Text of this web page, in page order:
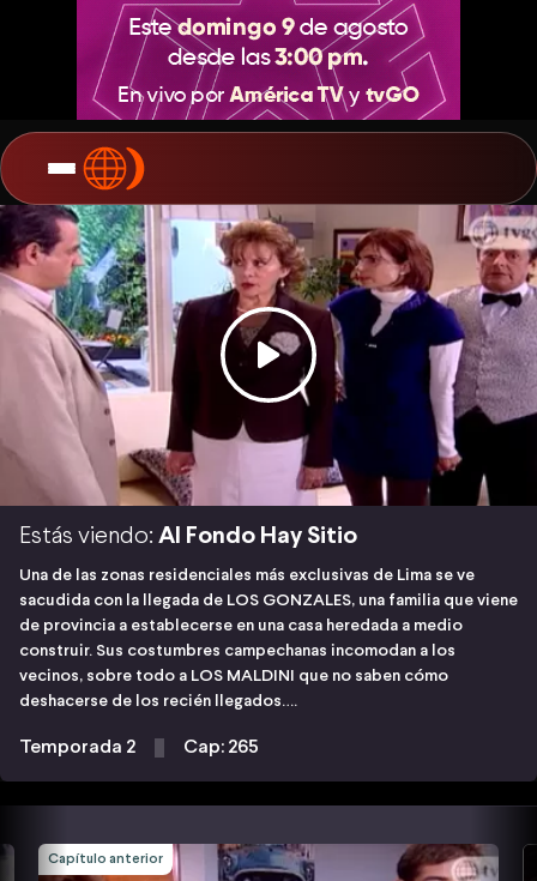
Estás viendo: Al Fondo Hay Sitio
Una de las zonas residenciales más exclusivas de Lima se ve
sacudida con la llegada de LOS GONZALES, una familia que viene
de provincia a establecerse en una casa heredada a medio
construir. Sus costumbres campechanas incomodan a los
vecinos, sobre todo a LOS MALDINI que no saben cómo
deshacerse de los recién llegados….
Temporada 2 Cap: 265
Capítulo anterior